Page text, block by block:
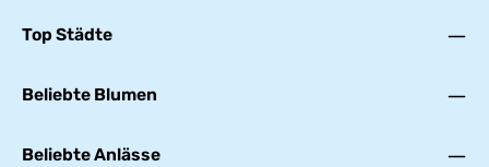
Top Städte
Beliebte Blumen
Beliebte Anlässe